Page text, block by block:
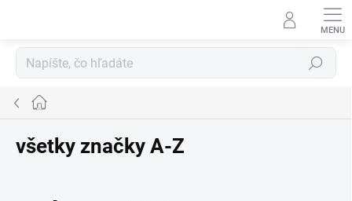
Hľadať
Domov
všetky značky A-Z